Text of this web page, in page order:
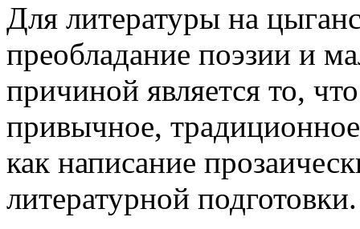
Для литературы на
преобладание поэзии и
причиной является то,
привычное,
как написание
литературной подготовки.